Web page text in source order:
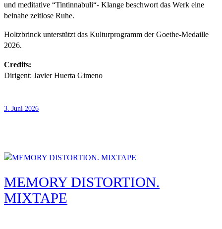
und meditative “Tintinnabuli“- Klange beschwort das Werk eine
beinahe zeitlose Ruhe.
Holtzbrinck unterstützt das Kulturprogramm der Goethe-Medaille
2026.
Credits:
Dirigent: Javier Huerta Gimeno
3. Juni 2026
MEMORY DISTORTION.
MIXTAPE